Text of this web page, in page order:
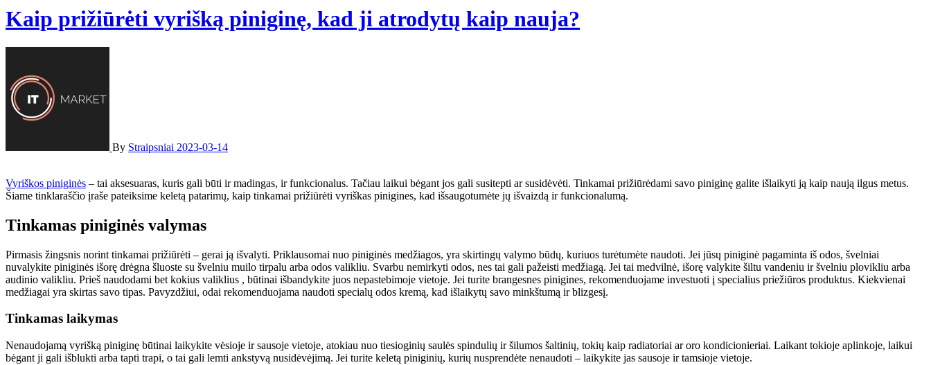
Kaip prižiūrėti vyrišką piniginę, kad ji atrodytų kaip nauja?
By Straipsniai 2023-03-14
Vyriškos piniginės – tai aksesuaras, kuris gali būti ir madingas, ir funkcionalus. Tačiau laikui bėgant jos gali susitepti ar susidėvėti. Tinkamai prižiūrėdami savo piniginę galite išlaikyti ją kaip naują ilgus metus.
Šiame tinklaraščio įraše pateiksime keletą patarimų, kaip tinkamai prižiūrėti vyriškas pinigines, kad išsaugotumėte jų išvaizdą ir funkcionalumą.
Tinkamas piniginės valymas
Pirmasis žingsnis norint tinkamai prižiūrėti – gerai ją išvalyti. Priklausomai nuo piniginės medžiagos, yra skirtingų valymo būdų, kuriuos turėtumėte naudoti. Jei jūsų piniginė pagaminta iš odos, švelniai
nuvalykite piniginės išorę drėgna šluoste su švelniu muilo tirpalu arba odos valikliu. Svarbu nemirkyti odos, nes tai gali pažeisti medžiagą. Jei tai medvilnė, išorę valykite šiltu vandeniu ir švelniu plovikliu arba
audinio valikliu. Prieš naudodami bet kokius valiklius , būtinai išbandykite juos nepastebimoje vietoje. Jei turite brangesnes pinigines, rekomenduojame investuoti į specialius priežiūros produktus. Kiekvienai
medžiagai yra skirtas savo tipas. Pavyzdžiui, odai rekomenduojama naudoti specialų odos kremą, kad išlaikytų savo minkštumą ir blizgesį.
Tinkamas laikymas
Nenaudojamą vyrišką piniginę būtinai laikykite vėsioje ir sausoje vietoje, atokiau nuo tiesioginių saulės spindulių ir šilumos šaltinių, tokių kaip radiatoriai ar oro kondicionieriai. Laikant tokioje aplinkoje, laikui
bėgant ji gali išblukti arba tapti trapi, o tai gali lemti ankstyvą nusidėvėjimą. Jei turite keletą piniginių, kurių nusprendėte nenaudoti – laikykite jas sausoje ir tamsioje vietoje.